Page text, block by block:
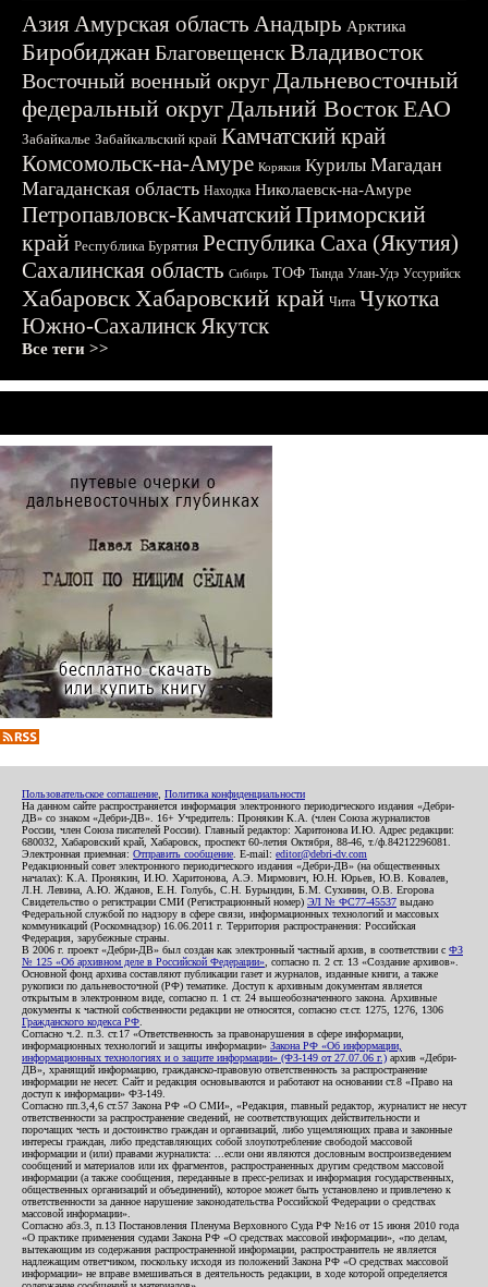
АзияАмурская область Анадырь Арктика
БиробиджанБлаговещенскВладивосток
Восточный военный округДальневосточный
федеральный округДальний ВостокЕАО
Забайкалье Забайкальский край Камчатский край
Комсомольск-на-Амуре Корякия Курилы Магадан
Магаданская область Находка Николаевск-на-Амуре
Петропавловск-КамчатскийПриморский
край Республика Бурятия Республика Саха (Якутия)
Сахалинская область Сибирь ТОФ Тында Улан-Удэ Уссурийск
ХабаровскХабаровский край Чита Чукотка
Южно-СахалинскЯкутск
Все теги >>
Пользовательское соглашение Политика конфиденциальности
На данном сайте распространяется информация электронного периодического издания «Дебри-
ДВ» со знаком «Дебри-ДВ». 16+ Учредитель: Пронякин К.А. (член Союза журналистов
России, член Союза писателей России). Главный редактор: Харитонова И.Ю. Адрес редакции:
680032, Хабаровский край, Хабаровск, проспект 60-летия Октября, 88-46, т./ф.84212296081.
Электронная приемная: Отправить сообщение . E-mail: editor@debri-dv.com
Редакционный совет электронного периодического издания «Дебри-ДВ» (на общественных
началах): К.А. Пронякин, И.Ю. Харитонова, А.Э. Мирмович, Ю.Н. Юрьев, Ю.В. Ковалев,
Л.Н. Левина, А.Ю. Жданов, Е.Н. Голубь, С.Н. Бурындин, Б.М. Сухинин, О.В. Егорова
Свидетельство о регистрации СМИ (Регистрационный номер) ЭЛ № ФС77-45537 выдано
Федеральной службой по надзору в сфере связи, информационных технологий и массовых
коммуникаций (Роскомнадзор) 16.06.2011 г. Территория распространения: Российская
Федерация, зарубежные страны.
В 2006 г. проект «Дебри-ДВ» был создан как электронный частный архив, в соответствии с ФЗ
№ 125 «Об архивном деле в Российской Федерации» , согласно п. 2 ст. 13 «Создание архивов».
Основной фонд архива составляют публикации газет и журналов, изданные книги, а также
рукописи по дальневосточной (РФ) тематике. Доступ к архивным документам является
открытым в электронном виде, согласно п. 1 ст. 24 вышеобозначенного закона. Архивные
документы к частной собственности редакции не относятся, согласно ст.ст. 1275, 1276, 1306
Гражданского кодекса РФ
Согласно ч.2. п.3. ст.17 «Ответственность за правонарушения в сфере информации,
информационных технологий и защиты информации» Закона РФ «Об информации,
информационных технологиях и о защите информации» (ФЗ-149 от 27.07.06 г.) архив «Дебри-
ДВ», хранящий информацию, гражданско-правовую ответственность за распространение
информации не несет. Сайт и редакция основываются и работают на основании ст.8 «Право на
доступ к информации» ФЗ-149.
Согласно пп.3,4,6 ст.57 Закона РФ «О СМИ», «Редакция, главный редактор, журналист не несут
ответственности за распространение сведений, не соответствующих действительности и
порочащих честь и достоинство граждан и организаций, либо ущемляющих права и законные
интересы граждан, либо представляющих собой злоупотребление свободой массовой
информации и (или) правами журналиста: ...если они являются дословным воспроизведением
сообщений и материалов или их фрагментов, распространенных другим средством массовой
информации (а также сообщения, переданные в пресс-релизах и информация государственных,
общественных организаций и объединений), которое может быть установлено и привлечено к
ответственности за данное нарушение законодательства Российской Федерации о средствах
массовой информации».
Согласно абз.3, п.13 Постановления Пленума Верховного Суда РФ №16 от 15 июня 2010 года
«О практике применения судами Закона РФ «О средствах массовой информации», «по делам,
вытекающим из содержания распространенной информации, распространитель не является
надлежащим ответчиком, поскольку исходя из положений Закона РФ «О средствах массовой
информации» не вправе вмешиваться в деятельность редакции, в ходе которой определяется